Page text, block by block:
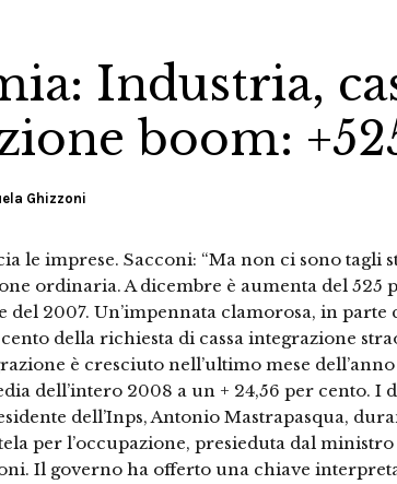
Industria,
boom:
Ghizzoni
le imprese. Sacconi: “Ma non ci sono tagli
ordinaria. A dicembre è aumenta del 525
del 2007. Un’impennata clamorosa, in
cento della richiesta di cassa integrazione
è cresciuto nell’ultimo mese
dell’intero 2008 a un + 24,56 per cento. I
dell’Inps, Antonio Mastrapasqua,
per l’occupazione, presieduta dal
Il governo ha offerto una chiave